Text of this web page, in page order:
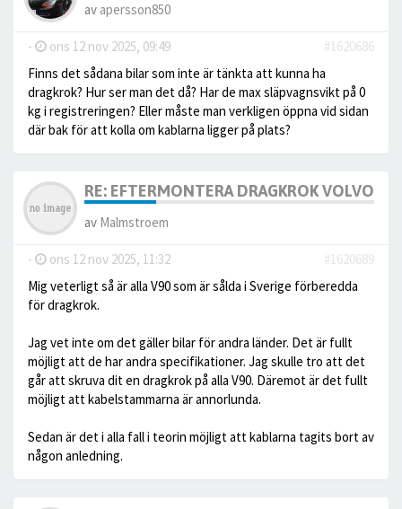
av apersson850
- ons 12 nov 2025, 09:49
#1620686
Finns det sådana bilar som inte är tänkta att kunna ha
dragkrok? Hur ser man det då? Har de max släpvagnsvikt på 0
kg i registreringen? Eller måste man verkligen öppna vid sidan
där bak för att kolla om kablarna ligger på plats?
RE: EFTERMONTERA DRAGKROK VOLVO
av Malmstroem
- ons 12 nov 2025, 11:32
#1620689
Mig veterligt så är alla V90 som är sålda i Sverige förberedda
för dragkrok.
Jag vet inte om det gäller bilar för andra länder. Det är fullt
möjligt att de har andra specifikationer. Jag skulle tro att det
går att skruva dit en dragkrok på alla V90. Däremot är det fullt
möjligt att kabelstammarna är annorlunda.
Sedan är det i alla fall i teorin möjligt att kablarna tagits bort av
någon anledning.